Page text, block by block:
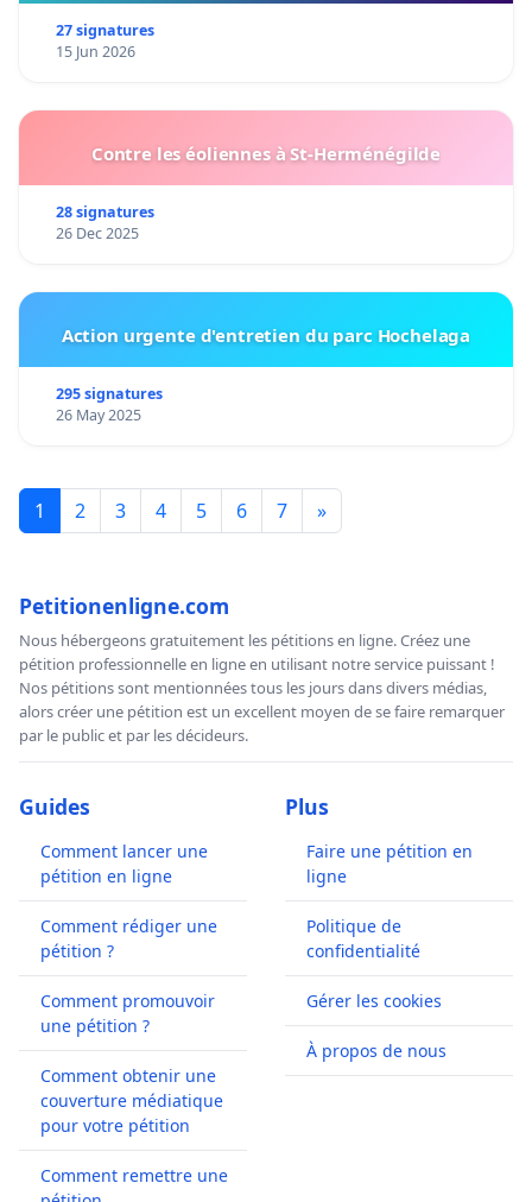
27 signatures
15 Jun 2026
Contre les éoliennes à St-Herménégilde
28 signatures
26 Dec 2025
Action urgente d'entretien du parc Hochelaga
295 signatures
26 May 2025
1 2 3 4 5 6 7 »
Petitionenligne.com
Nous hébergeons gratuitement les pétitions en ligne. Créez une
pétition professionnelle en ligne en utilisant notre service puissant !
Nos pétitions sont mentionnées tous les jours dans divers médias,
alors créer une pétition est un excellent moyen de se faire remarquer
par le public et par les décideurs.
Guides
Comment lancer une
pétition en ligne
Comment rédiger une
pétition ?
Comment promouvoir
une pétition ?
Comment obtenir une
couverture médiatique
pour votre pétition
Comment remettre une
Plus
Faire une pétition en
ligne
Politique de
confidentialité
Gérer les cookies
À propos de nous